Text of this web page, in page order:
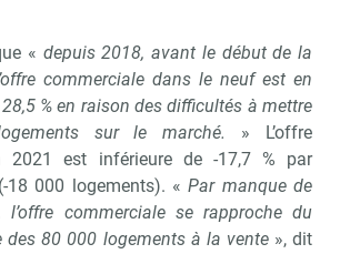
« depuis 2018, avant le début de la
commerciale dans le neuf est en
% en raison des difficultés à mettre
sur le marché.
» L’offre
2021 est inférieure de -17,7 % par
18 000 logements). «Par manque de
l’offre commerciale se rapproche du
des 80 000 logements à la vente», dit